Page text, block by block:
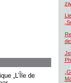
„L’Île de